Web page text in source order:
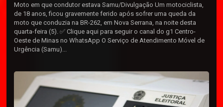
Moto em que condutor estava Samu/Divulgação Um motociclista,
de 18 anos, ficou gravemente ferido após sofrer uma queda da
moto que conduzia na BR-262, em Nova Serrana, na noite desta
quarta-feira (5). ✅ Clique aqui para seguir o canal do g1 Centro-
Oeste de Minas no WhatsApp O Serviço de Atendimento Móvel de
Urgência (Samu)...